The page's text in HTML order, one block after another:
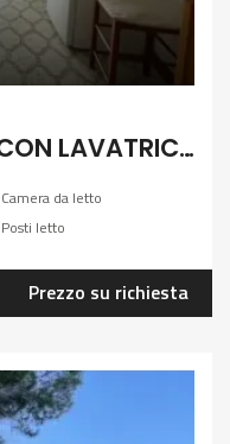
83A – VADA, 5 POSTI CON LAVATRICE E CLIMATIZZAZIONE
Camera da letto
Posti letto
Prezzo su richiesta